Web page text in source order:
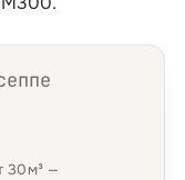
30 м³ —